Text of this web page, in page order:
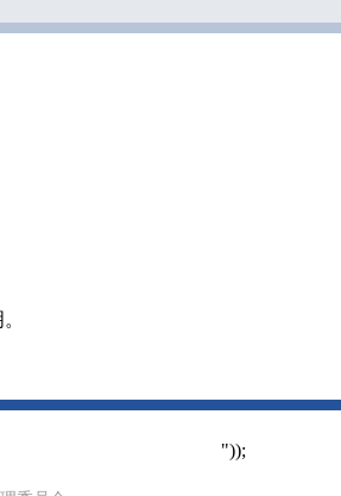
"));